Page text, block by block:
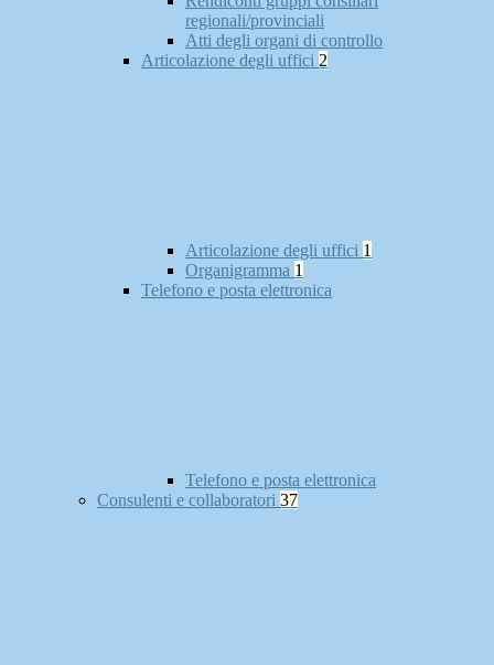
regionali/provinciali
Atti degli organi di controllo
Articolazione degli uffici 2
Articolazione degli uffici 1
Organigramma 1
Telefono e posta elettronica
Telefono e posta elettronica
Consulenti e collaboratori 37